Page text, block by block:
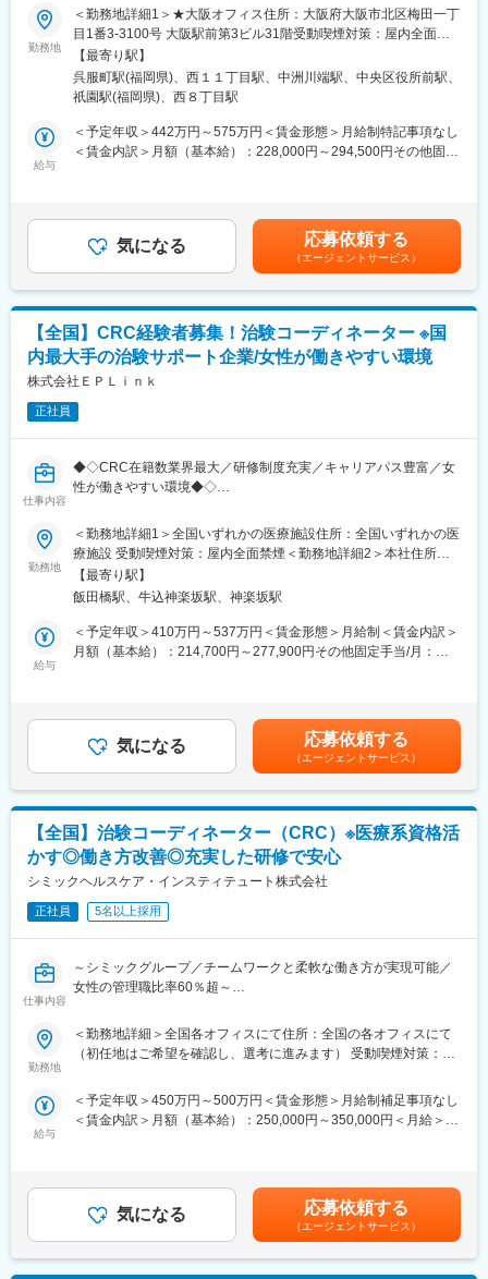
てフォローを行う体制が整っています。
■同社の魅力：
・チームワーク：通常は1人で業務にあたることが多いですが、困
ったときや先輩や上司がサポートしてくれるため、安心して進め
られます。また、家族の急な体調不良や突発休の場合にも周囲が
代理対応をしてくれる風土があり、チームワークが強みです。
・働きやすい環境：2019年度の月間の平均残業時間は12.1時間で
した。管理職における女性比率も63.6%と、ライフイベントの多
変更の範囲：会社の定める業務
【求人概要】
新薬開発に欠かせない治験の実施を支援する同社にて、治験施設
開拓・フォローの営業活動を行っていただきます。中途入社者も
多く、未経験の方でもご活躍できるようフォロー体制はございま
すので安心してご応募ください。
【仕事内容】
医師や治験依頼者（製薬会社等）の窓口となるお仕事です。
また、治験をスムーズに行えるよう、医師や関連部門のアポイン
ト取得等の院内調整、契約書の作成や管理、各種委員会の申請手
を調整する役割もあり、社会貢献性の高いやりがいのあるお仕事
となります！
【この仕事の魅力】
・チーム全体で協力しながら治験を進めていく風土があります。
各部門でお互いの情報連携が密な働きができます。
・転勤がほぼなく、残業も10～20時間のため、長期就業しやすい
環境です。女性管理職も多いです。
■キャリアパス：
で一人前と呼ばれるくらいの習熟度になります。その後はグルー
プマネージャーや管理職を目指してスキルを積んでいただきま
す。
医療×ITを手掛ける国内大手エムスリーのグループ会社です。
2019年9月に3社合併を行い（ノイエス、アルメック、イスモ）、
開拓／症例登録の短縮など）。社内システムも充実しており、外
出しながらも社員感の連携がとりやすい環境です。
変更の範囲：会社の定める業務
勤務地
＜勤務地詳細1＞★大阪オフィス住所：大阪府大阪市北区梅田一丁
目1番3-3100号 大阪駅前第3ビル31階受動喫煙対策：屋内全面禁
煙＜勤務地詳細2＞福岡オフィス住所：福岡県福岡市博多区店屋町
6-18 ランダムスクウェア3階勤務地最寄駅：地下鉄空港線／中洲
川端駅受動喫煙対策：屋内全面禁煙＜勤務地詳細3＞札幌オフィス
勤務地最寄駅：地下鉄 東西線／西11丁目駅受動喫煙対策：屋内全
面禁煙変更の範囲：会社の定める事業所
【最寄り駅】
呉服町駅(福岡県)、西１１丁目駅、中洲川端駅、中央区役所前駅、
祇園駅(福岡県)、西８丁目駅
給与
＜予定年収＞442万円～575万円＜賃金形態＞月給制特記事項なし
＜賃金内訳＞月額（基本給）：228,000円～294,500円その他固定
む）＜昇給有無＞有＜残業手当＞有＜給与補足＞■上記金額はあく
まで、目安となっております。取得されている資格や業務経験に
より、算定致しますのでご了承下さい。・賞与：基本給3.4か月分
（年2回の合計）・昇給：年1回賃金はあくまでも目安の金額であ
り、選考を通じて上下する可能性があります。月給(月額)は固定手
当を含めた表記です。
気になる 応募依頼する
（エージェントサービス）
【全国】CRC経験者募集！治験コーディネーター ※国
内最大手の治験サポート企業/女性が働きやすい環境
株式会社ＥＰＬｉｎｋ
正社員
仕事内容
◆◇CRC在籍数業界最大／研修制度充実／キャリアパス豊富／女
性が働きやすい環境◆◇
て就業頂きます！
■担当業務：治験が行われている医療機関で医師の指示のもと医学
的判断や医療行為を伴わない治験業務を支援をします。
・治験に参加する患者（被験者）さんに対する試験内容の補助説
・被験者のスケジュール管理
・症例報告書の作成支援など
■国内最大手の治験サポート企業：イーピーエスグループに属し、
SMO」として第一選択肢に指名されており、業界内での信頼があ
ります。日本の三大疾病の筆頭として治験薬や治療法が開発され
るがん分野においては、治験実施には高度な専門知識が求められ
るため、専門教育をうけたCRCを育成しており、難易度が高い試
験にも対応できるサポート体制を敷いています。
■教育研修制度充実：集合研修、外部研修、OJT はもちろん、がん
や精神疾患など領域別の研修やeラーニングも導入し、充実した体
制を整えています。また認定CRCの資格取得も奨励しており、有
資格者はCRCの半数に達しています。
■フレキシブルに働きやすい環境が整っています
・全国約6,900施設のネットワークを持つため、ご自宅近くや家族
・スーパーフレックス制度があり、ワークライフバランスの実現
を支援しています。／リフレッシュ休暇（8月1日に5日間付与）
では90名。
・経験豊富な社員に相談できる職場の相談窓口あり。
・女性管理職55％（日本平均12％）と女性が長く働きやすい環境
勤務地
＜勤務地詳細1＞全国いずれかの医療施設住所：全国いずれかの医
療施設 受動喫煙対策：屋内全面禁煙＜勤務地詳細2＞本社住所：
東京都新宿区筑土八幡町2-1 勤務地最寄駅：東京メトロ有楽町線
／飯田橋駅受動喫煙対策：屋内全面禁煙変更の範囲：会社の定め
【最寄り駅】
飯田橋駅、牛込神楽坂駅、神楽坂駅
給与
＜予定年収＞410万円～537万円＜賃金形態＞月給制＜賃金内訳＞
月額（基本給）：214,700円～277,900円その他固定手当/月：
CRC手当・休日連絡対応手当■賞与：年2回（6月、12月）／昇
給：年1回（10月）※業績に応じ、決算賞与（秋季賞与）支給の場
合あり（10月）■時間外・休日出勤手当等の割増賃金は別途支給
賃金はあくまでも目安の金額であり、選考を通じて上下する可能
性があります。月給(月額)は固定手当を含めた表記です。
気になる 応募依頼する
（エージェントサービス）
【全国】治験コーディネーター（CRC）※医療系資格活
かす◎働き方改善◎充実した研修で安心
シミックヘルスケア・インスティテュート株式会社
正社員 5名以上採用
仕事内容
～シミックグループ／チームワークと柔軟な働き方が実現可能／
女性の管理職比率60％超～
や私たちのQOLを向上させるべく、新しい治療法を開発する必要
があります。今回はそのための治験を実施する際の患者さんおよ
・治験被験者である患者さんへの内容説明補助、ケア／相談
・治験担当医師の補助
■やりがい：CRCは疾病を抱えた患者さんやそれを治療しようと
奮闘する医師やスタッフなど携わる相手が多いです。現在治療法
がなく苦しんでいる患者さんに対して薬を届けられたり、最前線
で治療にあたる医師やスタッフのサポートを行え、治験が無事に
勤務地
＜勤務地詳細＞全国各オフィスにて住所：全国の各オフィスにて
（初任地はご希望を確認し、選考に進みます） 受動喫煙対策：そ
業所
給与
＜予定年収＞450万円～500万円＜賃金形態＞月給制補足事項なし
＜賃金内訳＞月額（基本給）：250,000円～350,000円＜月給＞
気になる 応募依頼する
（エージェントサービス）